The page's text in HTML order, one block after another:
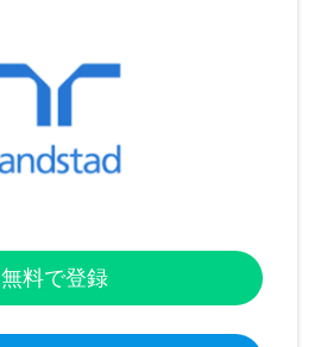
無料で登録